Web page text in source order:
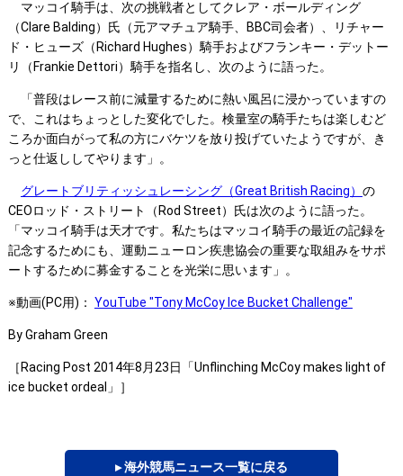
マッコイ騎手は、次の挑戦者としてクレア・ボールディング
（Clare Balding）氏（元アマチュア騎手、BBC司会者）、リチャー
ド・ヒューズ（Richard Hughes）騎手およびフランキー・デットー
リ（Frankie Dettori）騎手を指名し、次のように語った。
「普段はレース前に減量するために熱い風呂に浸かっていますの
で、これはちょっとした変化でした。検量室の騎手たちは楽しむど
ころか面白がって私の方にバケツを放り投げていたようですが、き
っと仕返ししてやります」。
グレートブリティッシュレーシング（Great British Racing） の
CEOロッド・ストリート（Rod Street）氏は次のように語った。
「マッコイ騎手は天才です。私たちはマッコイ騎手の最近の記録を
記念するためにも、運動ニューロン疾患協会の重要な取組みをサポ
ートするために募金することを光栄に思います」。
※動画(PC用)： YouTube "Tony McCoy Ice Bucket Challenge"
By Graham Green
［Racing Post 2014年8月23日「Unflinching McCoy makes light of
ice bucket ordeal」］
▸ 海外競馬ニュース一覧に戻る